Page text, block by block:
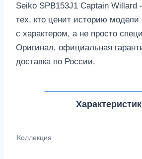
Seiko SPB153J1 Captain
тех, кто ценит историю модели
с характером, а не просто
Оригинал, официальная
доставка по России.
Коллекция